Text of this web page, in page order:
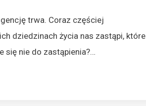
trwa. Coraz częściej
dziedzinach życia nas zastąpi, które
się nie do zastąpienia?…